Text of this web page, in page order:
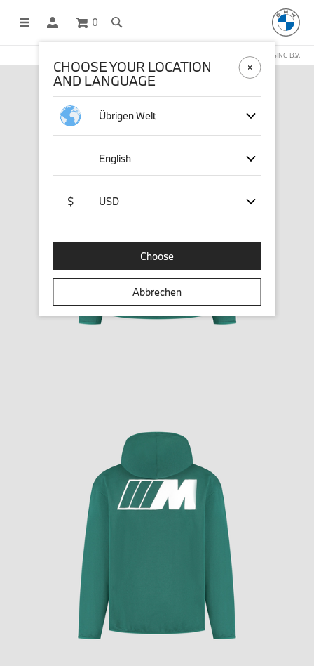
0
OFFICIAL BMW LIFESTYLE SHOP OPERATED BY STICHD SPORTMERCHANDISING B.V.
CHOOSE YOUR LOCATION
AND LANGUAGE
Übrigen Welt
English
$ USD
Choose
Abbrechen